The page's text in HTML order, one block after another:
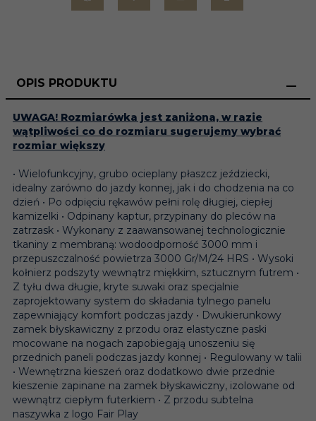
OPIS PRODUKTU
UWAGA! Rozmiarówka jest zaniżona, w razie
wątpliwości co do rozmiaru sugerujemy wybrać
rozmiar większy
• Wielofunkcyjny, grubo ocieplany płaszcz jeździecki,
idealny zarówno do jazdy konnej, jak i do chodzenia na co
dzień • Po odpięciu rękawów pełni rolę długiej, ciepłej
kamizelki • Odpinany kaptur, przypinany do pleców na
zatrzask • Wykonany z zaawansowanej technologicznie
tkaniny z membraną: wodoodporność 3000 mm i
przepuszczalność powietrza 3000 Gr/M/24 HRS • Wysoki
kołnierz podszyty wewnątrz miękkim, sztucznym futrem •
Z tyłu dwa długie, kryte suwaki oraz specjalnie
zaprojektowany system do składania tylnego panelu
zapewniający komfort podczas jazdy • Dwukierunkowy
zamek błyskawiczny z przodu oraz elastyczne paski
mocowane na nogach zapobiegają unoszeniu się
przednich paneli podczas jazdy konnej • Regulowany w talii
• Wewnętrzna kieszeń oraz dodatkowo dwie przednie
kieszenie zapinane na zamek błyskawiczny, izolowane od
wewnątrz ciepłym futerkiem • Z przodu subtelna
naszywka z logo Fair Play